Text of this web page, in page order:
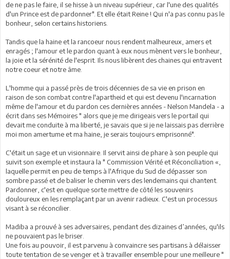
de ne pas le faire, il se hisse à un niveau supérieur, car l'une des qualités
d'un Prince est de pardonner". Et elle était Reine ! Qui n'a pas connu pas le
bonheur, selon certains historiens.
Tandis que la haine et la rancoeur nous rendent malheureux, amers et
enragés ; l'amour et le pardon quant à eux nous mènent vers le bonheur,
la joie et la sérénité de l'esprit. Ils nous libèrent des chaines qui entravent
notre coeur et notre âme.
L'homme qui a passé près de trois décennies de sa vie en prison en
raison de son combat contre l'apartheid et qui est devenu l'incarnation
même de l'amour et du pardon ces dernières années - Nelson Mandela - a
écrit dans ses Mémoires " alors que je me dirigeais vers le portail qui
devait me conduite à ma liberté, je savais que si je ne laissais pas derrière
moi mon amertume et ma haine, je serais toujours emprisonné".
C'était un sage et un visionnaire. Il servit ainsi de phare à son peuple qui
suivit son exemple et instaura la " Commission Vérité et Réconciliation «,
laquelle permit en peu de temps à l'Afrique du Sud de dépasser son
sombre passé et de baliser le chemin vers des lendemains qui chantent.
Pardonner, c'est en quelque sorte mettre de côté les souvenirs
douloureux en les remplaçant par un avenir radieux. C'est un processus
visant à se réconcilier.
Madiba a prouvé à ses adversaires, pendant des dizaines d’années, qu'ils
ne pouvaient pas le briser.
Une fois au pouvoir, il est parvenu à convaincre ses partisans à délaisser
toute tentation de se venger et à travailler ensemble pour une meilleure "